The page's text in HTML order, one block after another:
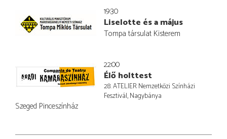
19:30
Liselotte és a május
Tompa társulat Kisterem
22:00
Élő holttest
28. ATELIER Nemzetközi Színházi
Fesztivál, Nagybánya
Szeged Pinceszínház